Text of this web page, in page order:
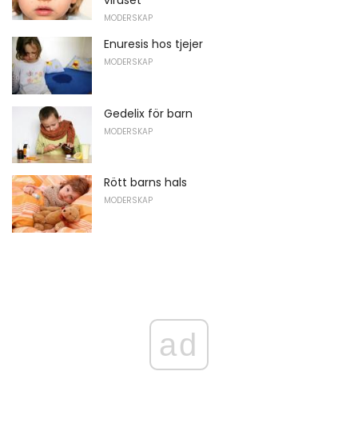
MODERSKAP
Enuresis hos tjejer
MODERSKAP
Gedelix för barn
MODERSKAP
Rött barns hals
MODERSKAP
ad